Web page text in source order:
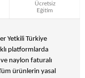
Ücretsiz
Eğitim
Yetkili Türkiye
platformlarda
naylon faturalı
ürünlerin yasal